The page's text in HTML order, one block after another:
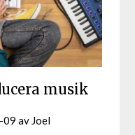
musik
09 av Joel